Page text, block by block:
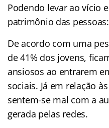
Podendo levar ao vício
patrimônio das
De acordo com uma
de 41% dos jovens,
ansiosos ao entrarem
sociais. Já em relação
sentem-se mal com a
gerada pelas redes.